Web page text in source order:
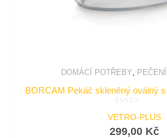
DOMÁCÍ POTŘEBY PEČENÍ
BORCAM Pekáč skleněný oválný
0
5
VETRO-PLUS
299,00 Kč